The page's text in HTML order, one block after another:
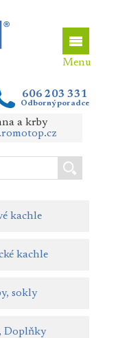
606 203 331
Odborný poradce
a krby
kachle
kachle
sokly
Doplňky